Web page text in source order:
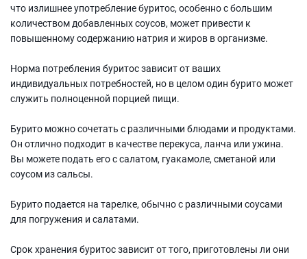
что излишнее употребление буритос, особенно с большим
количеством добавленных соусов, может привести к
повышенному содержанию натрия и жиров в организме.
Норма потребления буритос зависит от ваших
индивидуальных потребностей, но в целом один бурито может
служить полноценной порцией пищи.
Бурито можно сочетать с различными блюдами и продуктами.
Он отлично подходит в качестве перекуса, ланча или ужина.
Вы можете подать его с салатом, гуакамоле, сметаной или
соусом из сальсы.
Бурито подается на тарелке, обычно с различными соусами
для погружения и салатами.
Срок хранения буритос зависит от того, приготовлены ли они